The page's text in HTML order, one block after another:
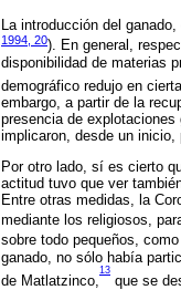
La introducción del
1994, 20). En general,
disponibilidad de materias
demográfico redujo en
embargo, a partir de la
presencia de
implicaron, desde un inicio,
Por otro lado, sí es cierto
actitud tuvo que ver
Entre otras medidas, la
mediante los religiosos,
sobre todo pequeños,
ganado, no sólo había
de Matlatzinco,
13
que se